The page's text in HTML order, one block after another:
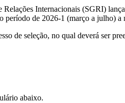
Internacionais (SGRI)
de 2026-1 (março a julho)
de seleção, no qual deverá ser
abaixo.